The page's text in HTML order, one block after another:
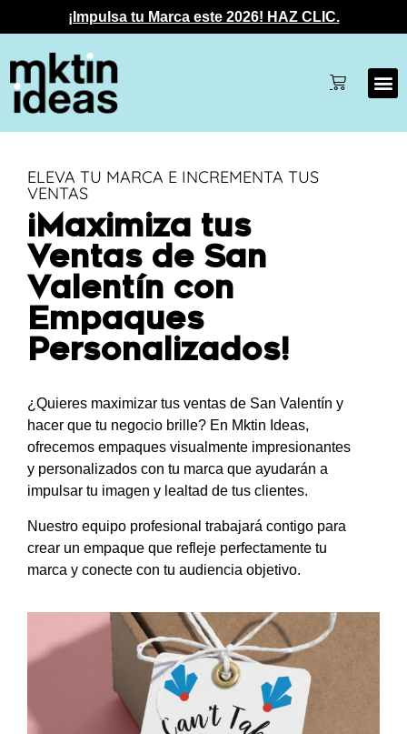
¡Impulsa tu Marca este 2026! HAZ CLIC.
ELEVA TU MARCA E INCREMENTA TUS
VENTAS
¡Maximiza tus
Ventas de San
Valentín con
Empaques
Personalizados!
¿Quieres maximizar tus ventas de San Valentín y
hacer que tu negocio brille? En Mktin Ideas,
ofrecemos empaques visualmente impresionantes
y personalizados con tu marca que ayudarán a
impulsar tu imagen y lealtad de tus clientes.
Nuestro equipo profesional trabajará contigo para
crear un empaque que refleje perfectamente tu
marca y conecte con tu audiencia objetivo.